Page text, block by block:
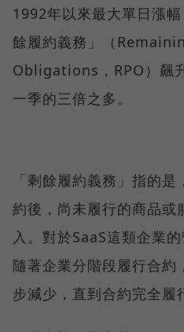
1992年以來最大單日漲
餘履約義務」（
Obligations，RPO）飆
一季的三倍之多。
「剩餘履約義務」指的
約後，尚未履行的商品或
入。對於SaaS這類企業
隨著企業分階段履行合約
步減少，直到合約完全履